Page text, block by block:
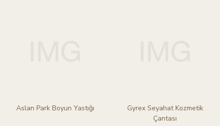
Aslan Park Boyun Yastığı
Gyrex Seyahat Kozmetik
Çantası